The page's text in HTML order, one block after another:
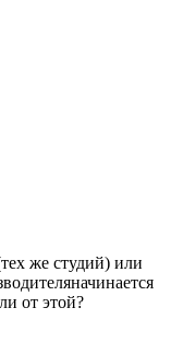
же студий) или
от этой?